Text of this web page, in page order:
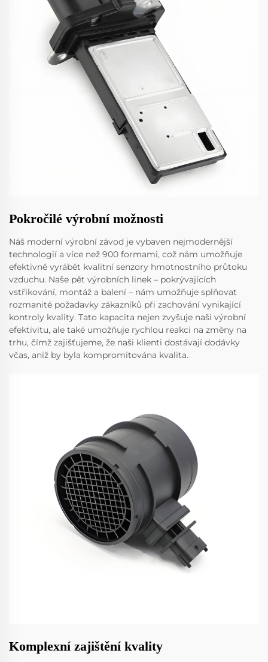
Pokročilé výrobní možnosti
Náš moderní výrobní závod je vybaven nejmodernější
technologií a více než 900 formami, což nám umožňuje
efektivně vyrábět kvalitní senzory hmotnostního průtoku
vzduchu. Naše pět výrobních linek – pokrývajících
vstřikování, montáž a balení – nám umožňuje splňovat
rozmanité požadavky zákazníků při zachování vynikající
kontroly kvality. Tato kapacita nejen zvyšuje naši výrobní
efektivitu, ale také umožňuje rychlou reakci na změny na
trhu, čímž zajišťujeme, že naši klienti dostávají dodávky
včas, aniž by byla kompromitována kvalita.
Komplexní zajištění kvality